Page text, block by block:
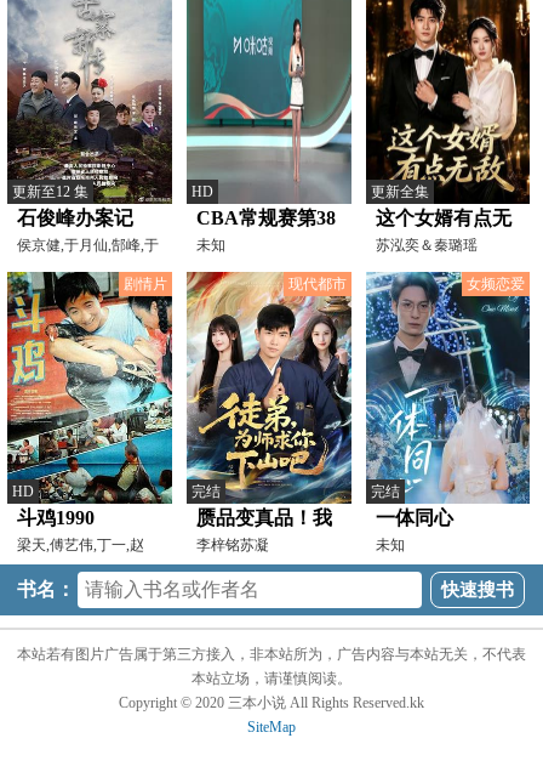
更新至12 集
石俊峰办案记
侯京健,于月仙,郜峰,于
震,成晓楠,张城硕
HD
CBA常规赛第38
轮 新疆伊力特
VS广东东阳光
20250310
未知
更新全集
这个女婿有点无
敌
苏泓奕＆秦璐瑶
剧情片
HD
斗鸡1990
梁天,傅艺伟,丁一,赵
亮,赵子岳
现代都市
完结
赝品变真品！我
的古玩人生开了
挂
李梓铭苏凝
女频恋爱
完结
一体同心
未知
书名：
本站若有图片广告属于第三方接入，非本站所为，广告内容与本站无关，不代表
本站立场，请谨慎阅读。
Copyright © 2020 三本小说 All Rights Reserved.kk
SiteMap